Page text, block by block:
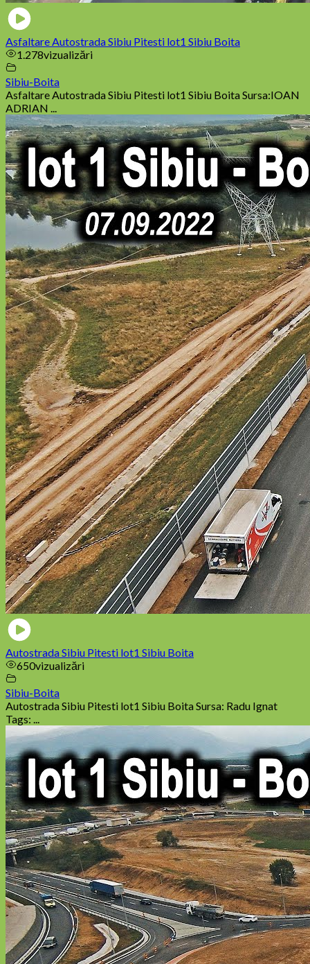
Asfaltare Autostrada Sibiu Pitesti lot1 Sibiu Boita
1.278vizualizări
Sibiu-Boita
Asfaltare Autostrada Sibiu Pitesti lot1 Sibiu Boita Sursa:IOAN
ADRIAN ...
Autostrada Sibiu Pitesti lot1 Sibiu Boita
650vizualizări
Sibiu-Boita
Autostrada Sibiu Pitesti lot1 Sibiu Boita Sursa: Radu Ignat
Tags: ...